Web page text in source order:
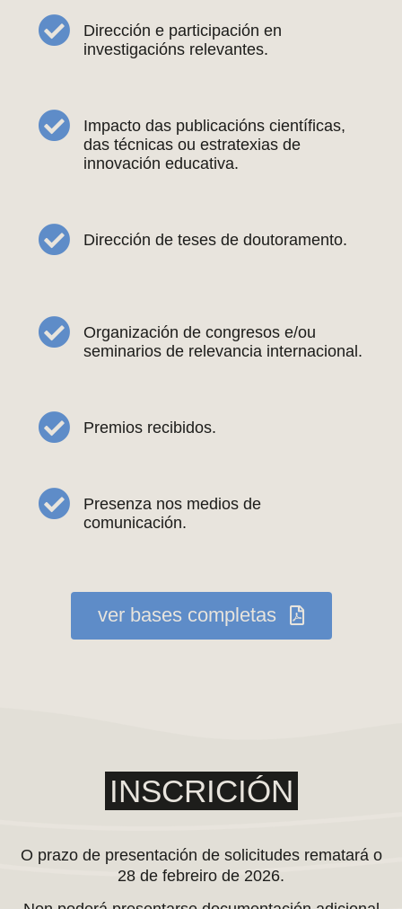
Dirección e participación en
investigacións relevantes.
Impacto das publicacións científicas,
das técnicas ou estratexias de
innovación educativa.
Dirección de teses de doutoramento.
Organización de congresos e/ou
seminarios de relevancia internacional.
Premios recibidos.
Presenza nos medios de
comunicación.
ver bases completas
INSCRICIÓN
O prazo de presentación de solicitudesrematará o
28 de febreiro de 2026.